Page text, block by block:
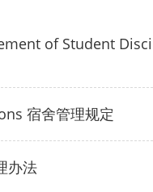
of Student
宿舍管理规定
办法